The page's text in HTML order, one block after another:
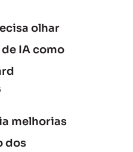
olhar
IA como
melhorias
dos